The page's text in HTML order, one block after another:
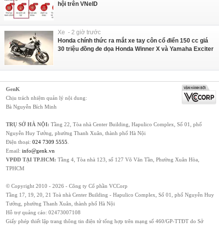
hội trên VNeID
Xe - 2 giờ trước
Honda chính thức ra mắt xe tay côn cổ điển 150 cc giá
30 triệu đồng đe dọa Honda Winner X và Yamaha Exciter
GenK
Chịu trách nhiệm quản lý nội dung:
Bà Nguyễn Bích Minh
TRỤ SỞ HÀ NỘI: Tầng 22, Tòa nhà Center Building, Hapulico Complex, Số 01, phố
Nguyễn Huy Tưởng, phường Thanh Xuân, thành phố Hà Nội
Điện thoại: 024 7309 5555
Email: info@genk.vn
VPĐD TẠI TP.HCM: Tầng 4, Tòa nhà 123, số 127 Võ Văn Tần, Phường Xuân Hòa,
TPHCM
© Copyright 2010 - 2026 - Công ty Cổ phần VCCorp
Tầng 17, 19, 20, 21 Toà nhà Center Building - Hapulico Complex, Số 01, phố Nguyễn Huy
Tưởng, phường Thanh Xuân, thành phố Hà Nội
Hỗ trợ quảng cáo: 02473007108
Giấy phép thiết lập trang thông tin điện tử tổng hợp trên mạng số 460/GP-TTĐT do Sở